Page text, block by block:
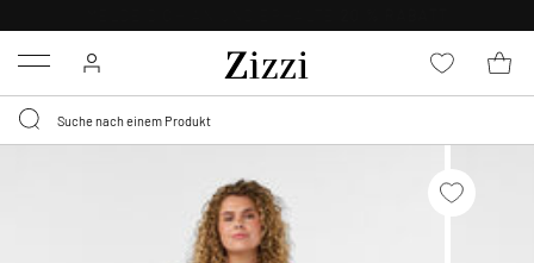
Menu